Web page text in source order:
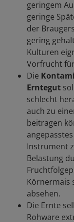
geringem
geringe
der
gering
Kulturen
Vorfrucht
Die
Erntegut
schlecht
auch zu
beitragen
Instrument
Belastung
Körnermais
absehen.
Die Ernte
Rohware